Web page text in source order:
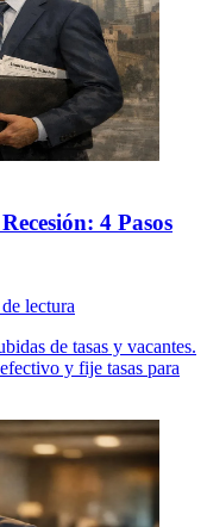
4 Pasos
lectura
de tasas y vacantes.
y fije tasas para